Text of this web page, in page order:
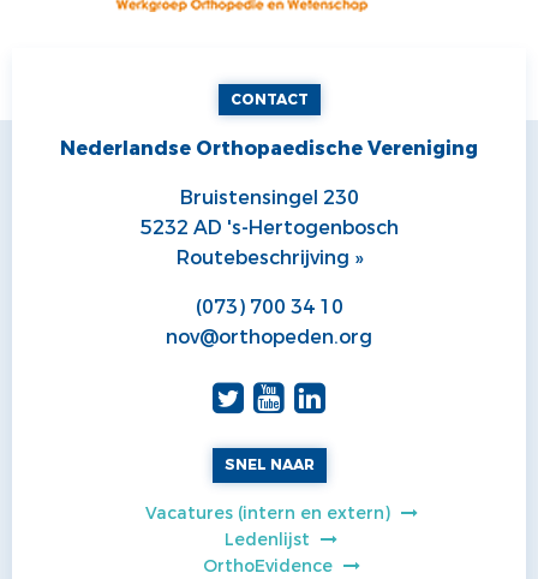
CONTACT
Nederlandse Orthopaedische Vereniging
Bruistensingel 230
5232 AD 's-Hertogenbosch
Routebeschrijving »
(073) 700 34 10
nov@orthopeden.org
SNEL NAAR
Vacatures (intern en extern)
Ledenlijst
OrthoEvidence